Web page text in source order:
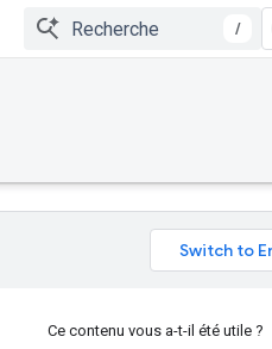
/
Ce contenu vous a-t-il été utile ?